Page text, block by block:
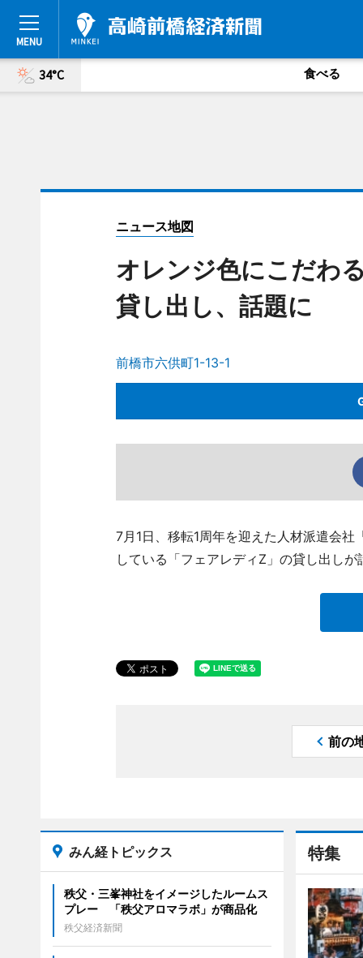
34°C 食べる
ニュース地図
オレンジ色にこだわ
貸し出し、話題に
前橋市六供町1-13-1
7月1日、移転1周年を迎えた人材派遣会
している「フェアレディZ」の貸し出し
前の
特集
みん経トピックス
秩父・三峯神社をイメージしたルームス
プレー 「秩父アロマラボ」が商品化
秩父経済新聞